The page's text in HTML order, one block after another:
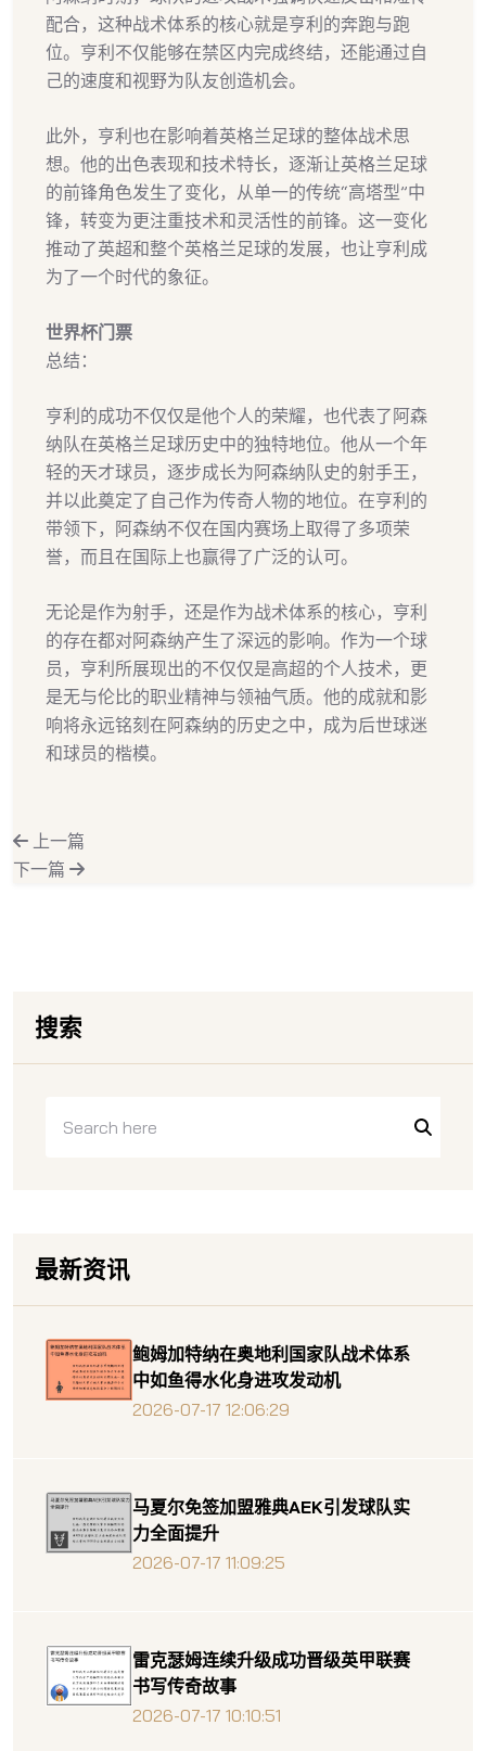
配合，这种战术体系的核心就是亨利的奔跑与跑
位。亨利不仅能够在禁区内完成终结，还能通过自
己的速度和视野为队友创造机会。
此外，亨利也在影响着英格兰足球的整体战术思
想。他的出色表现和技术特长，逐渐让英格兰足球
的前锋角色发生了变化，从单一的传统“高塔型”中
锋，转变为更注重技术和灵活性的前锋。这一变化
推动了英超和整个英格兰足球的发展，也让亨利成
为了一个时代的象征。
世界杯门票
总结：
亨利的成功不仅仅是他个人的荣耀，也代表了阿森
纳队在英格兰足球历史中的独特地位。他从一个年
轻的天才球员，逐步成长为阿森纳队史的射手王，
并以此奠定了自己作为传奇人物的地位。在亨利的
带领下，阿森纳不仅在国内赛场上取得了多项荣
誉，而且在国际上也赢得了广泛的认可。
无论是作为射手，还是作为战术体系的核心，亨利
的存在都对阿森纳产生了深远的影响。作为一个球
员，亨利所展现出的不仅仅是高超的个人技术，更
是无与伦比的职业精神与领袖气质。他的成就和影
响将永远铭刻在阿森纳的历史之中，成为后世球迷
和球员的楷模。
上一篇
下一篇
搜索
最新资讯
鲍姆加特纳在奥地利国家队战术体系
中如鱼得水化身进攻发动机
2026-07-17 12:06:29
马夏尔免签加盟雅典AEK引发球队实
力全面提升
2026-07-17 11:09:25
雷克瑟姆连续升级成功晋级英甲联赛
书写传奇故事
2026-07-17 10:10:51